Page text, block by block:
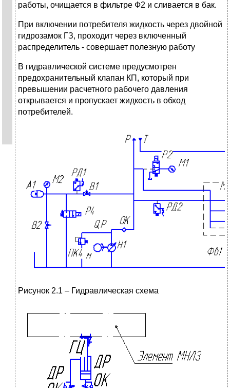
работы, очищается в фильтре Ф2 и сливается в бак.
При включении потребителя жидкость через двойной
гидрозамок ГЗ, проходит через включенный
распределитель - совершает полезную работу
В гидравлической системе предусмотрен
предохранительный клапан КП, который при
превышении расчетного рабочего давления
открывается и пропускает жидкость в обход
потребителей.
Рисунок 2.1 – Гидравлическая схема